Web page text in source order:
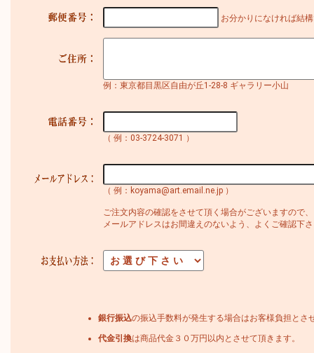
お分かりになければ結
例：東京都目黒区自由が丘1-28-8 ギャラリー小山
（ 例：03-3724-3071 ）
（ 例：koyama@art.email.ne.jp ）
ご注文内容の確認をさせて頂く場合がございますので、
メールアドレスはお間違えのないよう、よくご確認下
銀行振込の振込手数料が発生する場合はお客様負担とさ
代金引換は商品代金３０万円以内とさせて頂きます。